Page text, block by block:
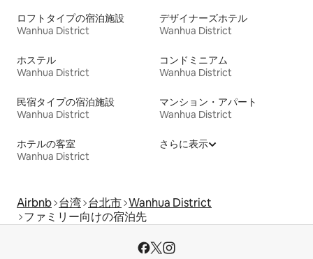
ロフトタイプの宿泊施設
Wanhua District
デザイナーズホテル
Wanhua District
ホステル
Wanhua District
コンドミニアム
Wanhua District
民宿タイプの宿泊施設
Wanhua District
マンション・アパート
Wanhua District
ホテルの客室
Wanhua District
さらに表示
Airbnb 台湾 台北市 Wanhua District
ファミリー向けの宿泊先